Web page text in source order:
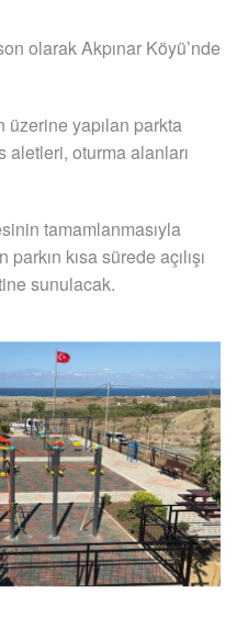
olarak Akpınar Köyü’nde
üzerine yapılan parkta
aletleri, oturma alanları
tamamlanmasıyla
kısa sürede açılışı
sunulacak.